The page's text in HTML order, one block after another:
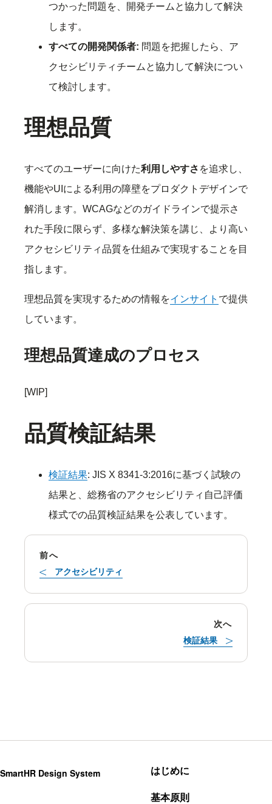
つかった問題を、開発チームと協力して解決
します。
すべての開発関係者: 問題を把握したら、ア
クセシビリティチームと協力して解決につい
て検討します。
理想品質
すべてのユーザーに向けた利用しやすさ を追求し、
機能やUIによる利用の障壁をプロダクトデザインで
解消します。WCAGなどのガイドラインで提示さ
れた手段に限らず、多様な解決策を講じ、より高い
アクセシビリティ品質を仕組みで実現することを目
指します。
理想品質を実現するための情報をインサイト で提供
しています。
理想品質達成のプロセス
[WIP]
品質検証結果
検証結果: JIS X 8341-3:2016に基づく試験の
結果と、総務省のアクセシビリティ自己評価
様式での品質検証結果を公表しています。
前へ
アクセシビリティ
次へ
検証結果
SmartHR Design System はじめに
基本原則